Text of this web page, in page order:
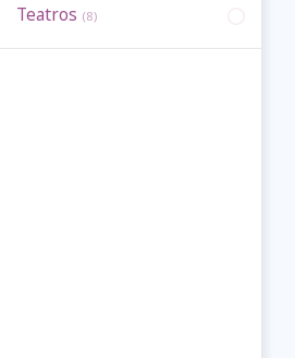
Teatros (8)